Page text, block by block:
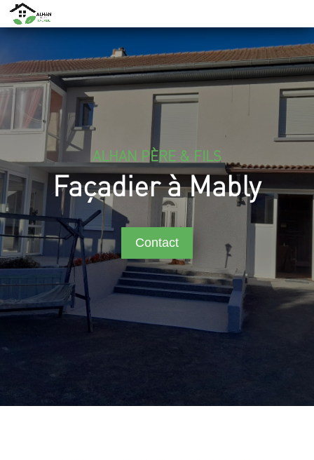
ALHAN PÈRE & FILS
Façadier à Mably
Contact